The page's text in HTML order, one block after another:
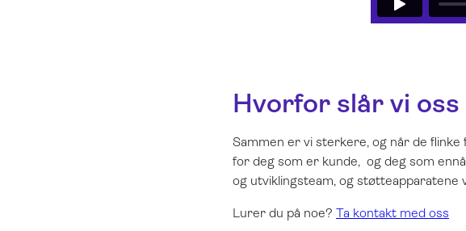
Hvorfor slår vi oss
Sammen er vi sterkere, og når de
for deg som er kunde, og deg som
og utviklingsteam, og støtteapparatene
Lurer du på noe? Ta kontakt med oss